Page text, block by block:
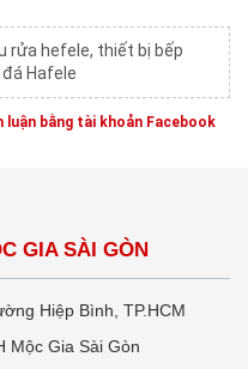
rửa hefele, thiết bị bếp
đá Hafele
luận bằng tài khoản Facebook
GIA SÀI GÒN
Hiệp Bình, TP.HCM
Mộc Gia Sài Gòn